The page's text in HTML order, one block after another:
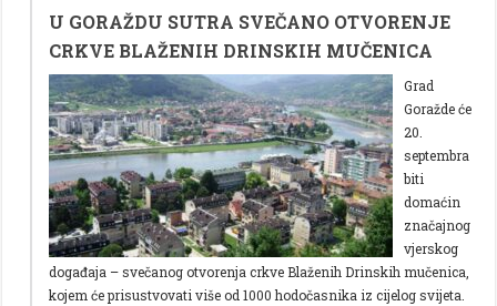
U GORAŽDU SUTRA SVEČANO OTVORENJE
CRKVE BLAŽENIH DRINSKIH MUČENICA
Grad
Goražde će
20.
septembra
biti
domaćin
značajnog
vjerskog
događaja – svečanog otvorenja crkve Blaženih Drinskih mučenica,
kojem će prisustvovati više od 1000 hodočasnika iz cijelog svijeta.